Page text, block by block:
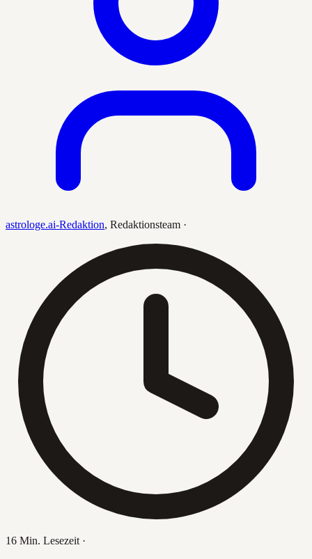
astrologe.ai-Redaktion, Redaktionsteam ·
16 Min. Lesezeit ·